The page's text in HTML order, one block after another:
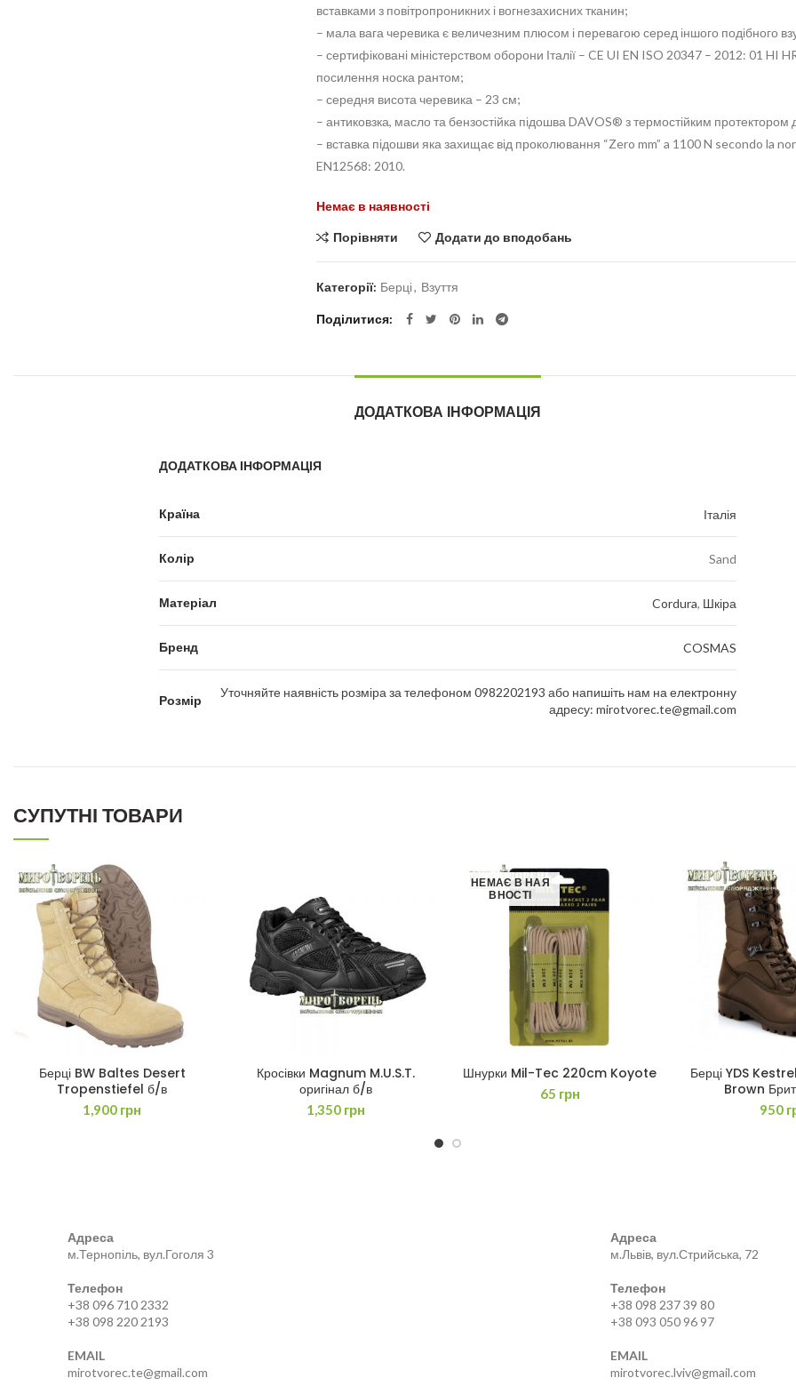
вставками з повітропроникних і вогнезахисних тканин;
– мала вага черевика є величезним плюсом і перевагою серед іншого подібного
– сертифіковані міністерством оборони Італії – CE UI EN ISO 20347 – 2012: 01 HI
посилення носка рантом;
– середня висота черевика – 23 см;
– антиковзка, масло та бензостійка підошва DAVOS® з термостійким протектором
– вставка підошви яка захищає від проколювання “Zero mm” a 1100 N secondo la
EN12568: 2010.
Немає в наявності
Порівняти Додати до вподобань
Категорії: Берці, Взуття
Поділитися
ДОДАТКОВА ІНФОРМАЦІЯ
ДОДАТКОВА ІНФОРМАЦІЯ
Країна Італія
Колір Sand
Матеріал Cordura, Шкіра
Бренд COSMAS
Розмір
Уточняйте наявність розміра за телефоном 0982202193 або напишіть нам на електронну
адресу: mirotvorec.te@gmail.com
СУПУТНІ ТОВАРИ
ДОДАТИ В КОШИК
Берці BW Baltes Desert
Tropenstiefel б/в
1,900 грн
ДОДАТИ В КОШИК
Кросівки Magnum M.U.S.T.
оригінал б/в
1,350 грн
НЕМАЄ В НАЯ
ВНОСТІ
ЧИТАТИ ДАЛІ
Шнурки Mil-Tec 220cm Koyote
65 грн
ДОДАТИ В
Берці YDS
Brown
950
Адреса
м.Тернопіль, вул.Гоголя 3
Телефон
+38 096 710 2332
+38 098 220 2193
EMAIL
mirotvorec.te@gmail.com
Адреса
м.Львів, вул.Стрийська, 72
Телефон
+38 098 237 39 80
+38 093 050 96 97
EMAIL
mirotvorec.lviv@gmail.com